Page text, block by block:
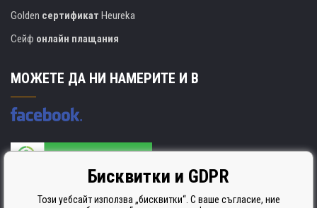
Golden сертификат Heureka
Сейф онлайн плащания
МОЖЕТЕ ДА НИ НАМЕРИТЕ И В
Производителят на касети е сертифициран
ISO 9001. ISO 14001 и STMC.
Бисквитки и GDPR
Този уебсайт използва „бисквитки“. С ваше съгласие, ние